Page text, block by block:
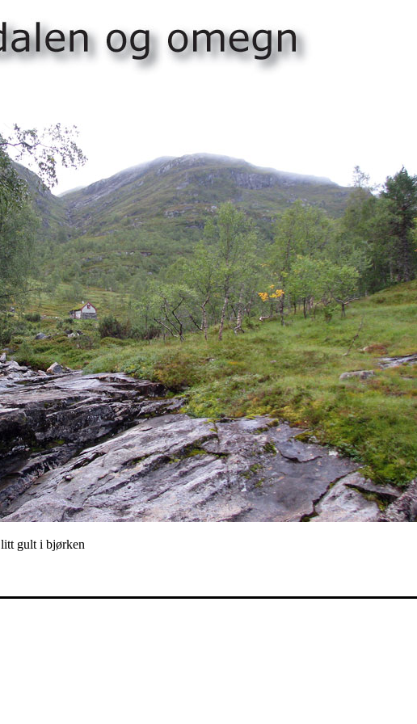
litt gult i bjørken